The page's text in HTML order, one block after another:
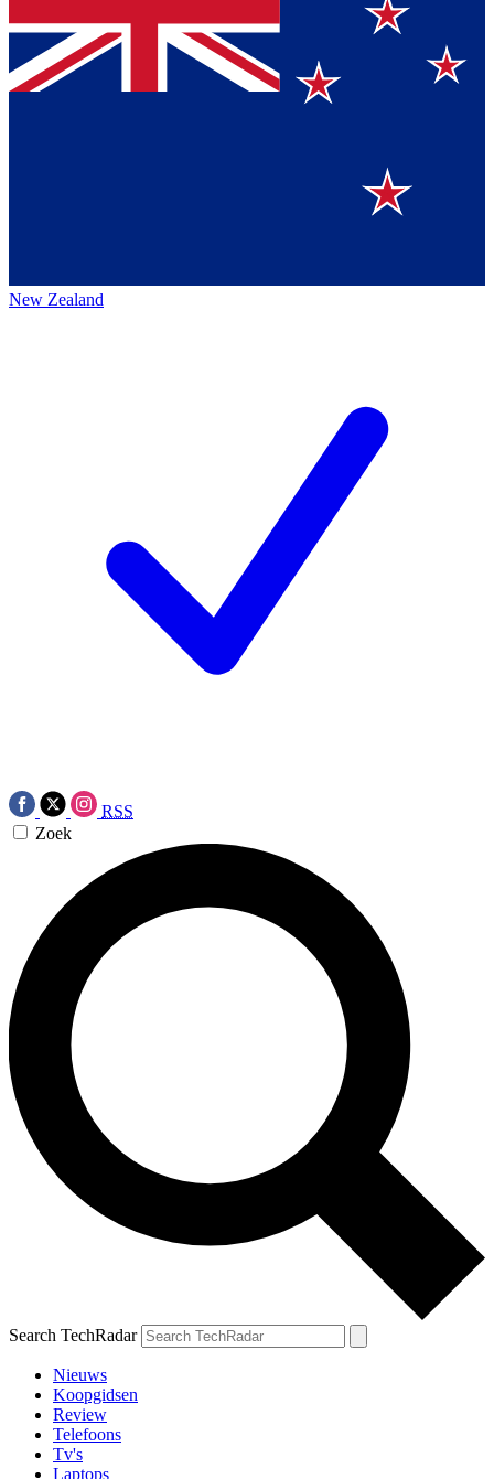
New Zealand
RSS
Zoek
Search TechRadar
Nieuws
Koopgidsen
Review
Telefoons
Tv's
Laptops